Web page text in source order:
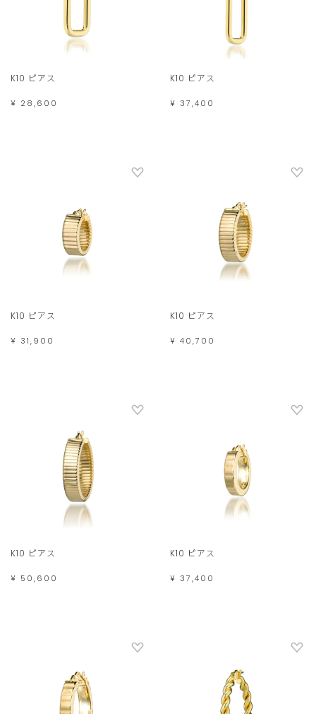
K10 ピアス
¥ 28,600
K10 ピアス
¥ 37,400
K10 ピアス
¥ 31,900
K10 ピアス
¥ 40,700
K10 ピアス
¥ 50,600
K10 ピアス
¥ 37,400